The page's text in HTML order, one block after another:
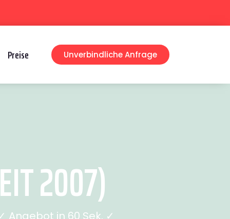
Preise Unverbindliche Anfrage
2007)
Angebot in 60 Sek. ✓